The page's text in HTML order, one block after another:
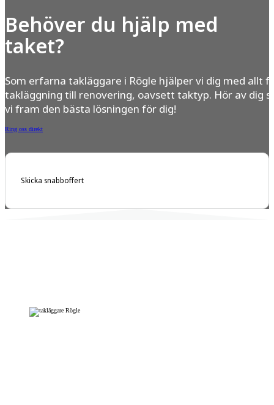
Behöver du hjälp med
taket?
Som erfarna takläggare i Rögle hjälper vi dig med allt
takläggning till renovering, oavsett taktyp. Hör av dig
vi fram den bästa lösningen för dig!
Ring oss direkt
Skicka snabboffert